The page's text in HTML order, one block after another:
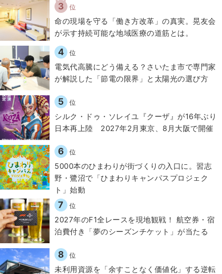
3 位
​命の現場を守る「働き方改革」の真実。晃友会
が示す持続可能な地域医療の道筋とは。
4 位
電気代高騰にどう備える？さいたま市で専門家
が解説した「節電の限界」と太陽光の選び方
5 位
シルク・ドゥ・ソレイユ『クーザ』が16年ぶり
日本再上陸 2027年2月東京、8月大阪で開催
6 位
5000本のひまわりが街づくりの入口に。習志
野・鷺沼で「ひまわりキャンパスプロジェク
ト」始動
7 位
2027年のF1全レースを現地観戦！ 航空券・宿
泊費付き「夢のシーズンチケット」が当たる
8 位
​​未利用資源を「余すことなく価値化」する逆転